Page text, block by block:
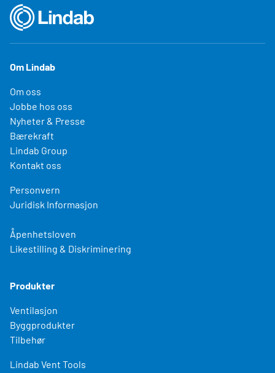
Om Lindab
Om oss
Jobbe hos oss
Nyheter & Presse
Bærekraft
Lindab Group
Kontakt oss
Personvern
Juridisk Informasjon
Åpenhetsloven
Likestilling & Diskriminering
Produkter
Ventilasjon
Byggprodukter
Tilbehør
Lindab Vent Tools